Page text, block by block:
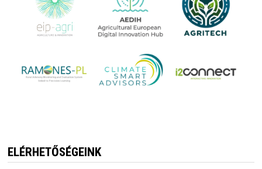
ELÉRHETŐSÉGEINK